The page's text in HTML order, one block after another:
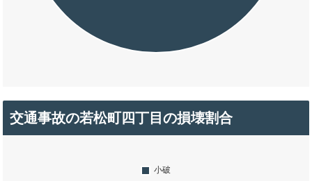
交通事故の若松町四丁目の損壊割合